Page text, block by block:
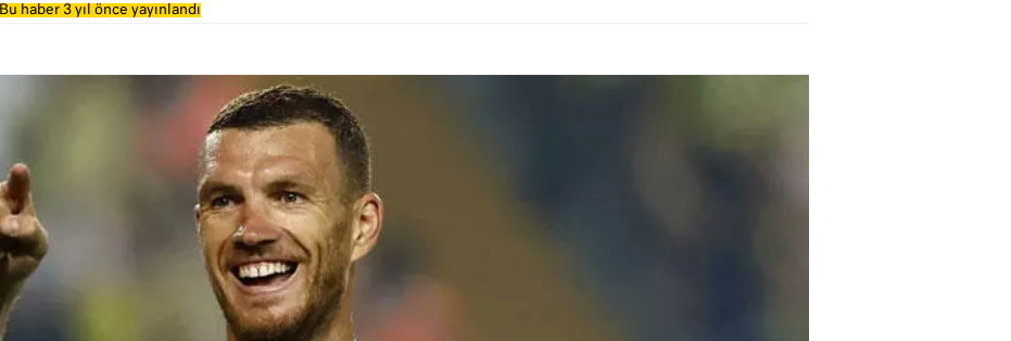
Bu haber 3 yıl önce yayınlandı